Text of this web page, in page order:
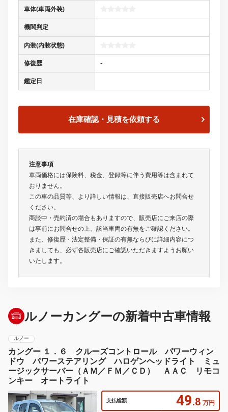
車体(車両外装)
機関判定
内装(内装状態)
修復歴 -
鑑定日
在庫確認・見積を依頼する
注意事項
車両価格には保険料、税金、登録等に伴う費用等は含まれて
おりません。
この車の品質等、より詳しい情報は、直接販売店へお問合せ
ください。
商談中・売約済の場合もありますので、販売店にご来店の際
は事前にお問合せの上、該当車両の有無をご確認ください。
また、修復歴・法定整備・保証の有無ならびに詳細内容につ
きましても、必ず各販売店にご確認いただきますようお願い
いたします。
ルノーカングーの新着中古車情報
ルノー
カングー １．６ クルーズコントロール パワーウィン
ドウ パワーステアリング ハロゲンヘッドライト ミュ
ージックサーバー（ＡＭ／ＦＭ／ＣＤ） ＡＡＣ リモコ
ンキー オートライト
支払総額 49.8 万円